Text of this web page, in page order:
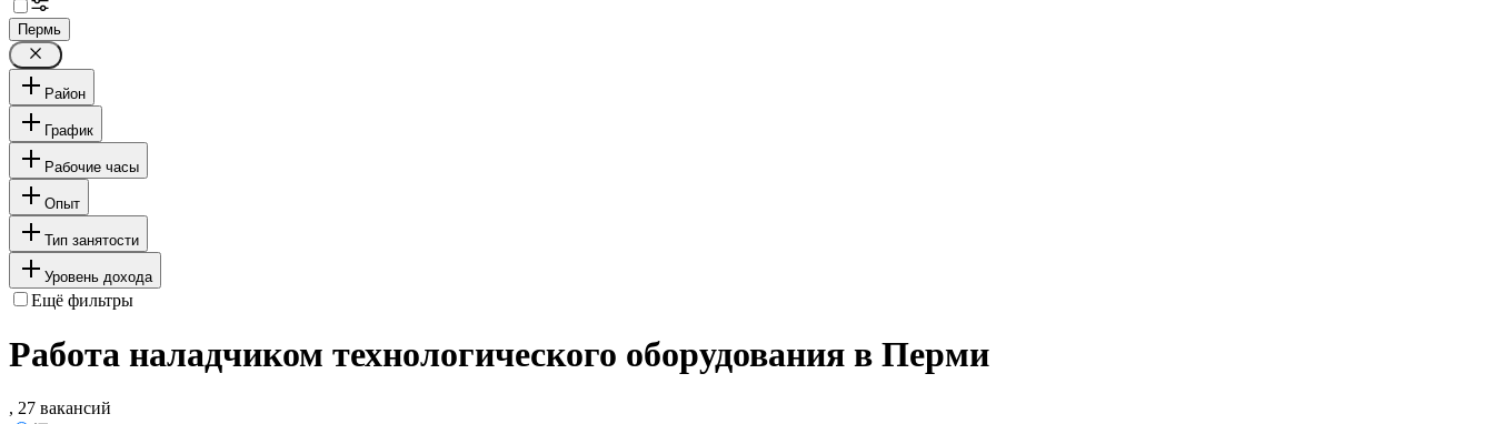
Пермь
Район
График
Рабочие часы
Опыт
Тип занятости
Уровень дохода
Ещё фильтры
Работа наладчиком технологического оборудования в Перми
, 27 вакансий